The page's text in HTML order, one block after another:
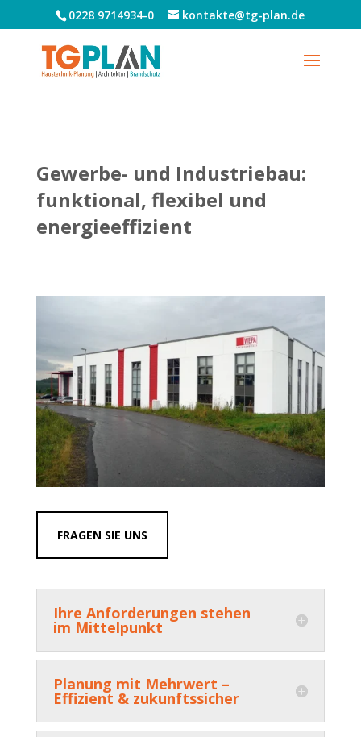
0228 9714934-0 kontakte@tg-plan.de
Gewerbe- und Industriebau:
funktional, flexibel und
energieeffizient
FRAGEN SIE UNS
Ihre Anforderungen stehen
im Mittelpunkt
Planung mit Mehrwert –
Effizient & zukunftssicher